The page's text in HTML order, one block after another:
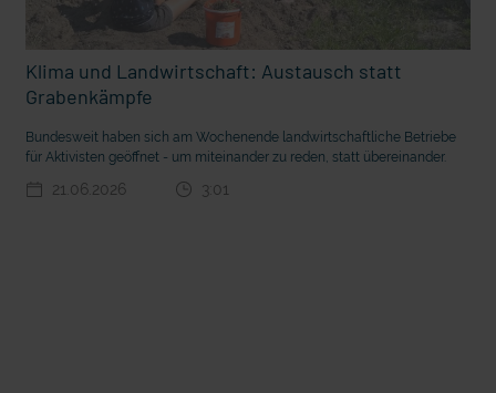
deutsche Sprache? Vorhang auf für Kinderzirkus Giovanni
Klima und Landwirtschaft: Austausch statt
Grabenkämpfe
Bundesweit haben sich am Wochenende landwirtschaftliche Betriebe
für Aktivisten geöffnet - um miteinander zu reden, statt übereinander.
21.06.2026 3:01